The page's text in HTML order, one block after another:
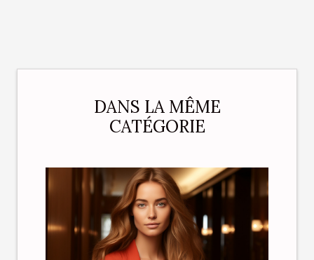
DANS LA MÊME
CATÉGORIE